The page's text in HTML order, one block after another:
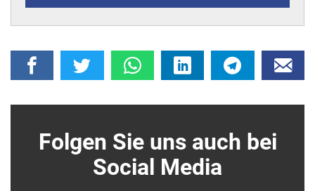
Folgen Sie uns auch bei
Social Media